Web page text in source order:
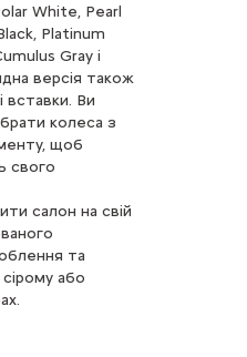
White, Pearl
Platinum
Gray і
версія також
вставки. Ви
колеса з
щоб
свого
салон на свій
та
або